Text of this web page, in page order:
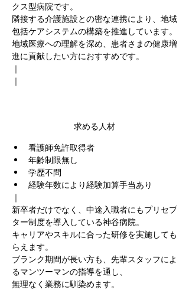
クス型病院です。
隣接する介護施設との密な連携により、地域
包括ケアシステムの構築を推進しています。
地域医療への理解を深め、患者さまの健康増
進に貢献したい方におすすめです。
｜
｜
求める人材
看護師免許取得者
年齢制限無し
学歴不問
経験年数により経験加算手当あり
｜
新卒者だけでなく、中途入職者にもプリセプ
ター制度を導入している神谷病院。
キャリアやスキルに合った研修を実施しても
らえます。
ブランク期間が長い方も、先輩スタッフによ
るマンツーマンの指導を通し、
無理なく業務に馴染めます。